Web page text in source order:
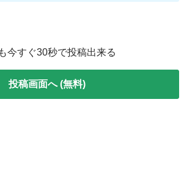
今すぐ30秒で投稿出来る
投稿画面へ (無料)